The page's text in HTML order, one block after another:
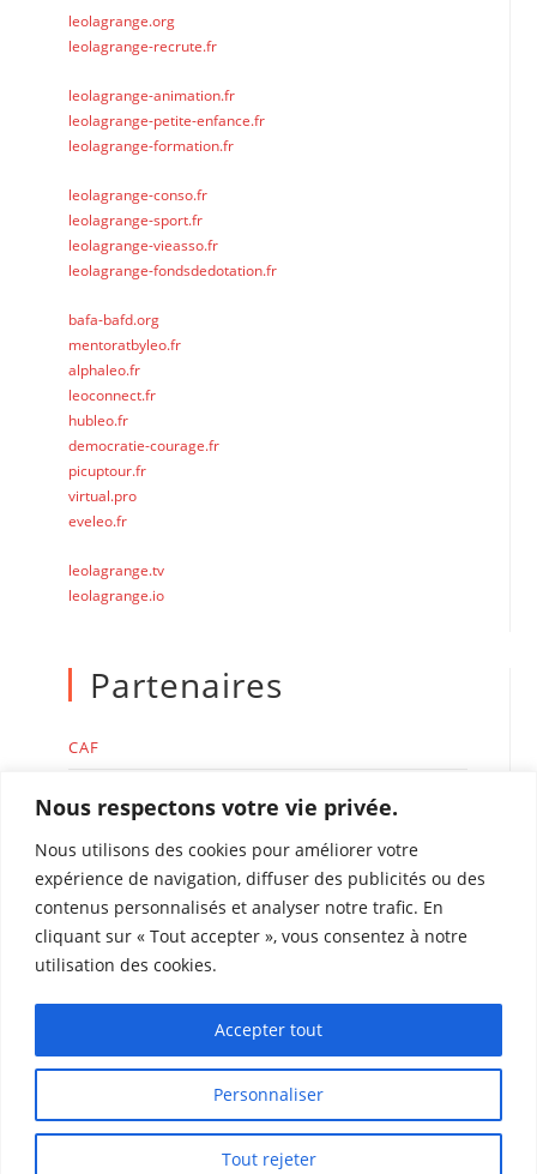
Nous respectons votre vie privée.
Nous utilisons des cookies pour améliorer votre
expérience de navigation, diffuser des publicités ou des
contenus personnalisés et analyser notre trafic. En
cliquant sur « Tout accepter », vous consentez à notre
utilisation des cookies.
Personnaliser
Tout rejeter
Accepter tout
leolagrange.org
leolagrange-recrute.fr
leolagrange-animation.fr
leolagrange-petite-enfance.fr
leolagrange-formation.fr
leolagrange-conso.fr
leolagrange-sport.fr
leolagrange-vieasso.fr
leolagrange-fondsdedotation.fr
bafa-bafd.org
mentoratbyleo.fr
alphaleo.fr
leoconnect.fr
hubleo.fr
democratie-courage.fr
picuptour.fr
virtual.pro
eveleo.fr
leolagrange.tv
leolagrange.io
Partenaires
CAF
Accueil de loisirs Léo Lagrange de Perpignan
Rue René Duguay Trouin 66000 Perpignan
coordinationacm.perpignan@leolagrange.org